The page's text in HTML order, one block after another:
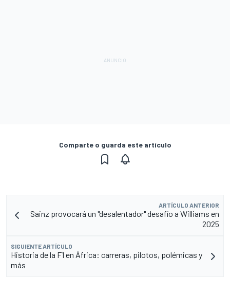
Comparte o guarda este artículo
ARTÍCULO ANTERIOR
Sainz provocará un "desalentador" desafío a Williams en
2025
SIGUIENTE ARTÍCULO
Historia de la F1 en África: carreras, pilotos, polémicas y
más